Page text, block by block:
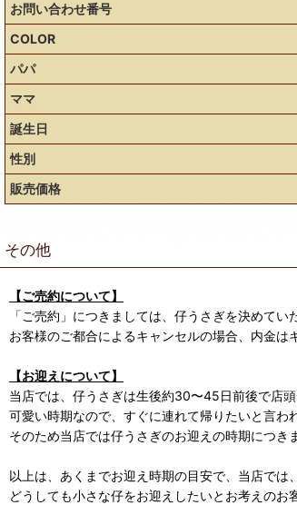
お問い合わせ番号
COLOR
パパ
ママ
誕生日
性別
販売価格
その他
【ご売約について】
「ご売約」につきましては、仔うさぎを決めて
お客様のご都合によるキャンセルの場合、内金は
【お迎えについて】
当店では、仔うさぎは生後約30〜45日前後で店頭
可愛い時期なので、すぐに連れて帰りたいと言わ
そのため当店では仔うさぎのお迎えの時期につ
以上は、あくまでお迎え時期の目安で、当店で
どうしても小さな仔をお迎えしたいとお考えのお